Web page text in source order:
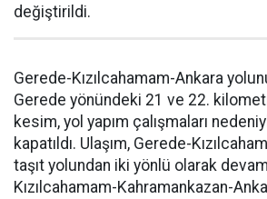
değiştirildi.
Gerede-Kızılcahamam-Ankara
Gerede yönündeki 21 ve 22.
kesim, yol yapım çalışmaları
kapatıldı. Ulaşım, Gerede-
taşıt yolundan iki yönlü olarak
Kızılcahamam-Kahramankazan-